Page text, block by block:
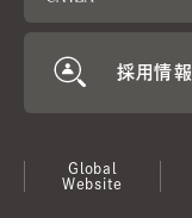
採用情報
Global
Website